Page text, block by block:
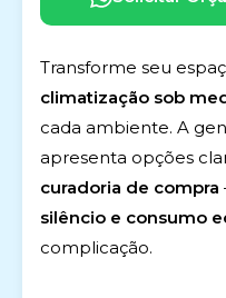
Transforme seu
climatização sob
cada ambiente. A
apresenta opções
curadoria de compra
silêncio e consumo
complicação.